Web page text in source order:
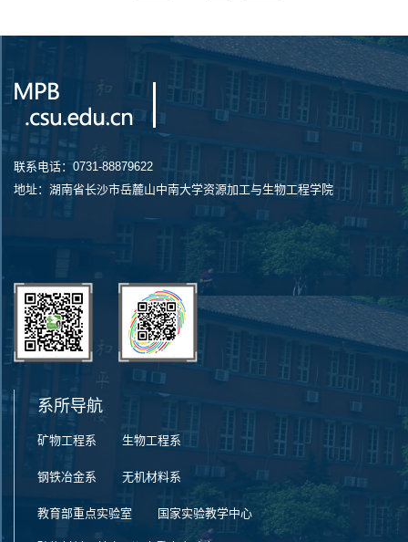
联系电话：0731-88879622
地址：湖南省长沙市岳麓山中南大学资源加工与生物工程学院
系所导航
矿物工程系 生物工程系
钢铁冶金系 无机材料系
教育部重点实验室 国家实验教学中心